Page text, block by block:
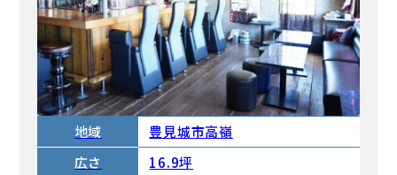
地域
豊見城市高嶺
広さ
16.9坪